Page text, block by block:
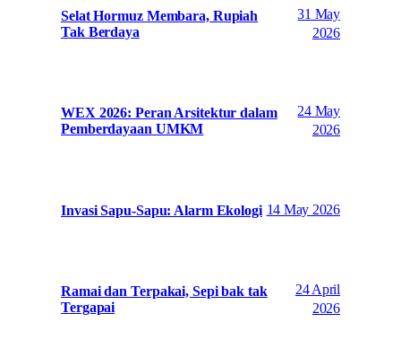
Selat Hormuz Membara, Rupiah
Tak Berdaya
31 May
2026
WEX 2026: Peran Arsitektur dalam
Pemberdayaan UMKM
24 May
2026
Invasi Sapu-Sapu: Alarm Ekologi 14 May 2026
Ramai dan Terpakai, Sepi bak tak
Tergapai
24 April
2026